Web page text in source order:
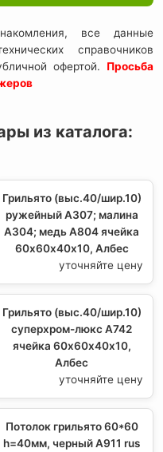
все данные
справочников
офертой. Просьба
из каталога:
Грильято (выс.40/шир.10)
ружейный А307; малина
А304; медь А804 ячейка
60х60х40х10, Албес
уточняйте цену
Грильято (выс.40/шир.10)
суперхром-люкс А742
ячейка 60х60х40х10,
Албес
уточняйте цену
Потолок грильято 60*60
h=40мм, черный A911 rus